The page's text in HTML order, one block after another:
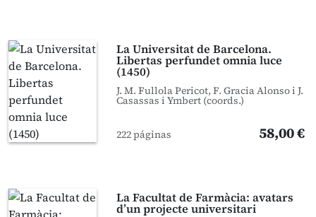
La Universitat de Barcelona.
Libertas perfundet omnia luce
(1450)
J. M. Fullola Pericot, F. Gracia Alonso i J.
Casassas i Ymbert (coords.)
222 páginas 58,00 €
La Facultat de Farmàcia: avatars
d’un projecte universitari